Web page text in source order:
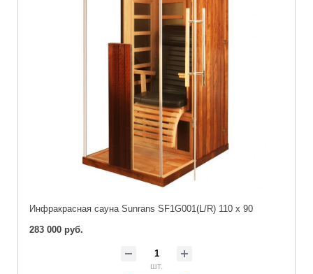
Инфракрасная сауна Sunrans SF1G001(L/R) 110 x 90
283 000 руб.
шт.